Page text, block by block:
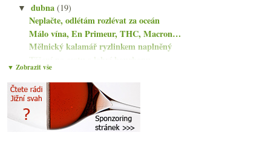
▼dubna(19)
Neplačte, odlétám rozlévat za oceán
Málo vína, En Primeur, THC, Macron…
Mělnický kalamář ryzlinkem naplněný
Těšení na cestu s lahví bourbonu
Dva svěží německé ryzlinky
Krásné červené z Ribeira Sacra
Sluníčko a třikrát bubliny
Vertikála Cros Parantoux, nezdravé víno, tramínový...
O pitelnosti s Vin Jaune a sladkým ryzlinkem
▼ Zobrazit vše